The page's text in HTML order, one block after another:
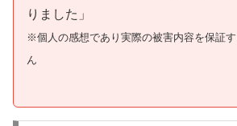
りました」
※個人の感想であり実際の被害内容を保証
ん